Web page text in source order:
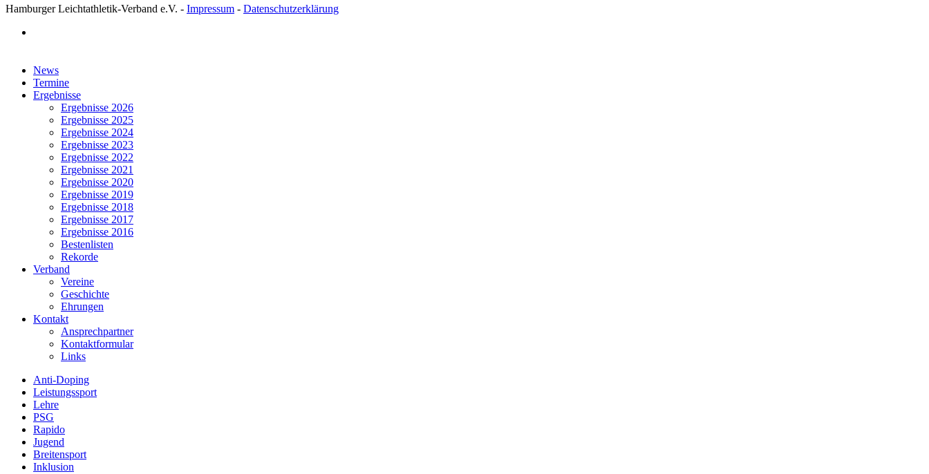
Hamburger Leichtathletik-Verband e.V. - Impressum - Datenschutzerklärung
Close
Menu
News
Termine
Ergebnisse
Ergebnisse 2026
Ergebnisse 2025
Ergebnisse 2024
Ergebnisse 2023
Ergebnisse 2022
Ergebnisse 2021
Ergebnisse 2020
Ergebnisse 2019
Ergebnisse 2018
Ergebnisse 2017
Ergebnisse 2016
Bestenlisten
Rekorde
Verband
Vereine
Geschichte
Ehrungen
Kontakt
Ansprechpartner
Kontaktformular
Links
Anti-Doping
Leistungssport
Lehre
PSG
Rapido
Jugend
Breitensport
Inklusion